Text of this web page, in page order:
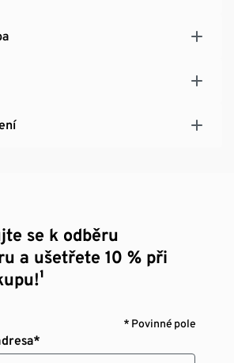
se k odběru
a ušetřete 10 % při
* Povinné pole